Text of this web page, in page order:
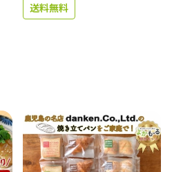
送料無料